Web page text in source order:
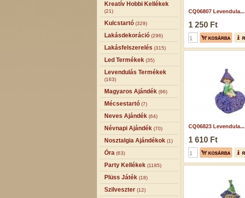
Kreatív Hobbi Kellékek
(21)
Kulcstartó (329)
Lakásdekoráció (296)
Lakásfelszerelés (315)
Led Termékek (35)
Levendulás Termékek
(163)
Magyaros Ajándék (96)
Mécsestartó (7)
Neves Ajándék (64)
Névnapi Ajándék (70)
Nosztalgia Ajándékok (1)
Óra (63)
Party Kellékek (1185)
Plüss Játék (18)
Szilveszter (12)
CQ06807 Levendula...
1 250 Ft
CQ06823 Levendula...
1 610 Ft